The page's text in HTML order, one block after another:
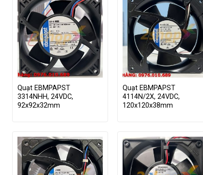
Quạt EBMPAPST
3314NHH, 24VDC,
92x92x32mm
Quạt EBMPAPST
4114N/2X, 24VDC,
120x120x38mm